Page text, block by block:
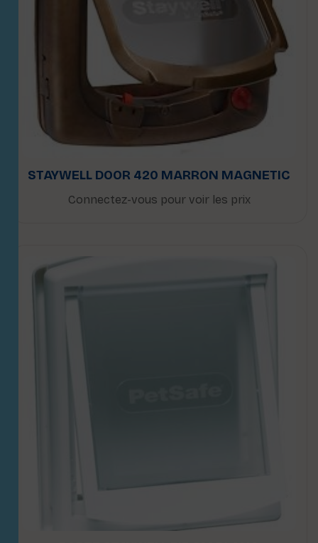
STAYWELL DOOR 420 MARRON MAGNETIC
Connectez-vous pour voir les prix